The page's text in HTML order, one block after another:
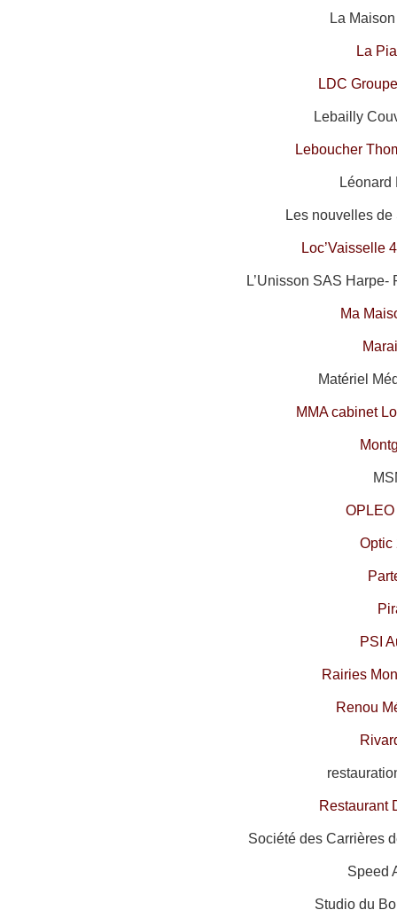
La
La
LDC
Lebailly
Leboucher
Léonard
Les nouvelles
Loc’Vaisselle
L’Unisson SAS
Ma
Matériel
MMA cabinet
Optic
PSI
Rairies
Renou
R
Restaurant
Société des Carrières
Speed
Studio du